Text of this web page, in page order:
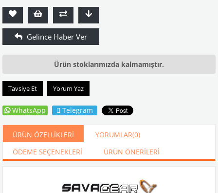
Ürün stoklarımızda kalmamıştır.
Tavsiye Et Yorum Yaz
WhatsApp Telegram
ÜRÜN ÖZELLIKLERI YORUMLAR(0)
ÖDEME SEÇENEKLERI
ÜRÜN ÖNERILERI